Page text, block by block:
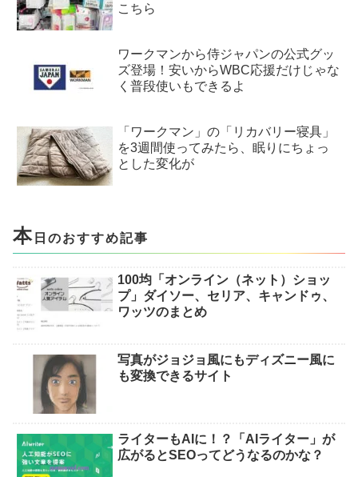
こちら
ワークマンから侍ジャパンの公式グッ
ズ登場！安いからWBC応援だけじゃな
く普段使いもできるよ
「ワークマン」の「リカバリー寝具」
を3週間使ってみたら、眠りにちょっ
とした変化が
本 日のおすすめ記事
100均「オンライン（ネット）ショッ
プ」ダイソー、セリア、キャンドゥ、
ワッツのまとめ
写真がジョジョ風にもディズニー風に
も変換できるサイト
ライターもAIに！？「AIライター」が
広がるとSEOってどうなるのかな？